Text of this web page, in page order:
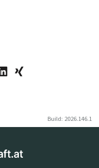
Build: 2026.146.1